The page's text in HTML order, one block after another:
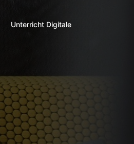
Unterricht Digitale